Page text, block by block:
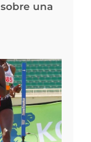
una